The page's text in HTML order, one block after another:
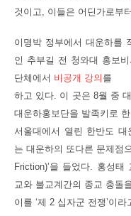
것이고, 이들은 어딘가로부
이명박 정부에서 대운하를
인 추부길 전 청와대 홍보
단체에서 비공개 강의 를
하고 있다. 이 곳은 8월 중
대운하홍보단을 발족키로
서울대에서 열린 한반도
는 대운하의 또다른 문제점
Friction)’을 들었다. 홍성
교와 불교계간의 종교 충돌
이를 ‘제 2 십자군 전쟁’이라